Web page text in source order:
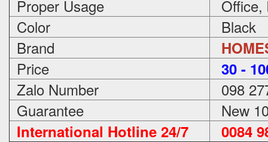
Proper Usage
Office,
Color
Black
Brand
Price 30 -
Zalo Number
098
Guarantee
New
International Hotline 24/7 0084